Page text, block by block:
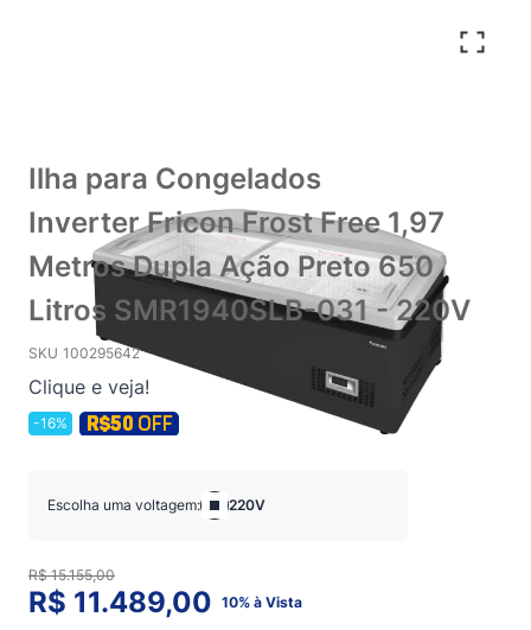
Ilha para Congelados
Inverter Fricon Frost Free 1,97
Metros Dupla Ação Preto 650
Litros SMR1940SLB-031 - 220V
SKU 100295642
Clique e veja!
-16%
Escolha uma voltagem: 220V
R$ 11.489,00 10% à Vista
R$ 15.155,00